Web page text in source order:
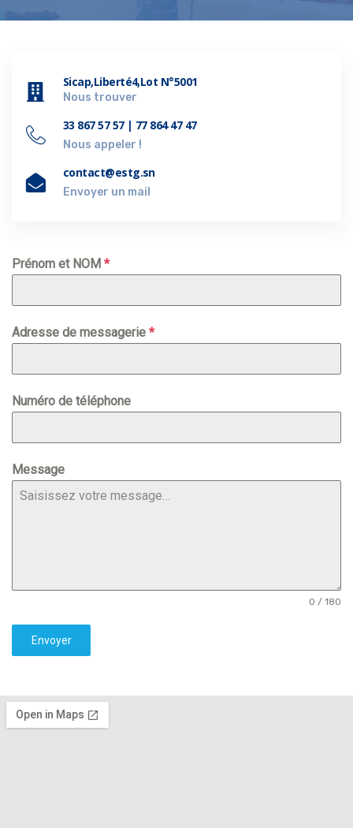
Sicap,Liberté4,Lot N°5001
Nous trouver
33 867 57 57 | 77 864 47 47
Nous appeler !
contact@estg.sn
Envoyer un mail
Prénom et NOM *
Adresse de messagerie *
Numéro de téléphone
Message
0 / 180
Envoyer